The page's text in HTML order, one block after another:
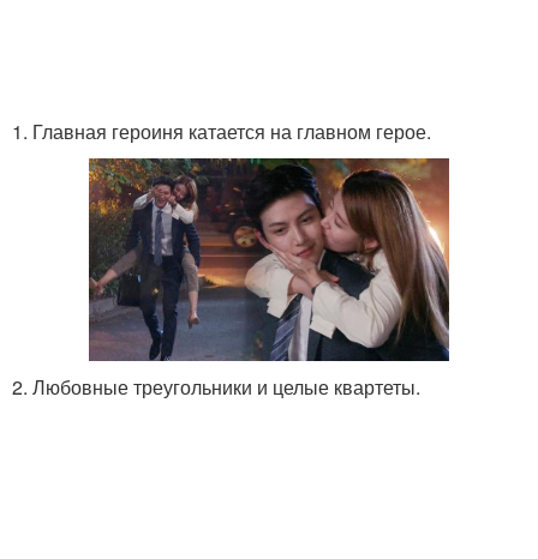
1. Главная героиня катается на главном герое.
2. Любовные треугольники и целые квартеты.